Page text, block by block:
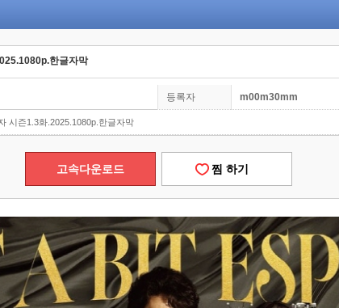
한글자막
등록자 m00m30mm
시즌1.3화.2025.1080p.한글자막
고속다운로드 찜 하기